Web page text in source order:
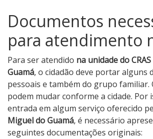
Documentos
para atendimento
Para ser atendido na unidade do
Guamá, o cidadão deve portar alguns
pessoais e também do grupo familiar.
podem mudar conforme a cidade. Por
entrada em algum serviço oferecido
Miguel do Guamá, é necessário
seguintes documentações originais: